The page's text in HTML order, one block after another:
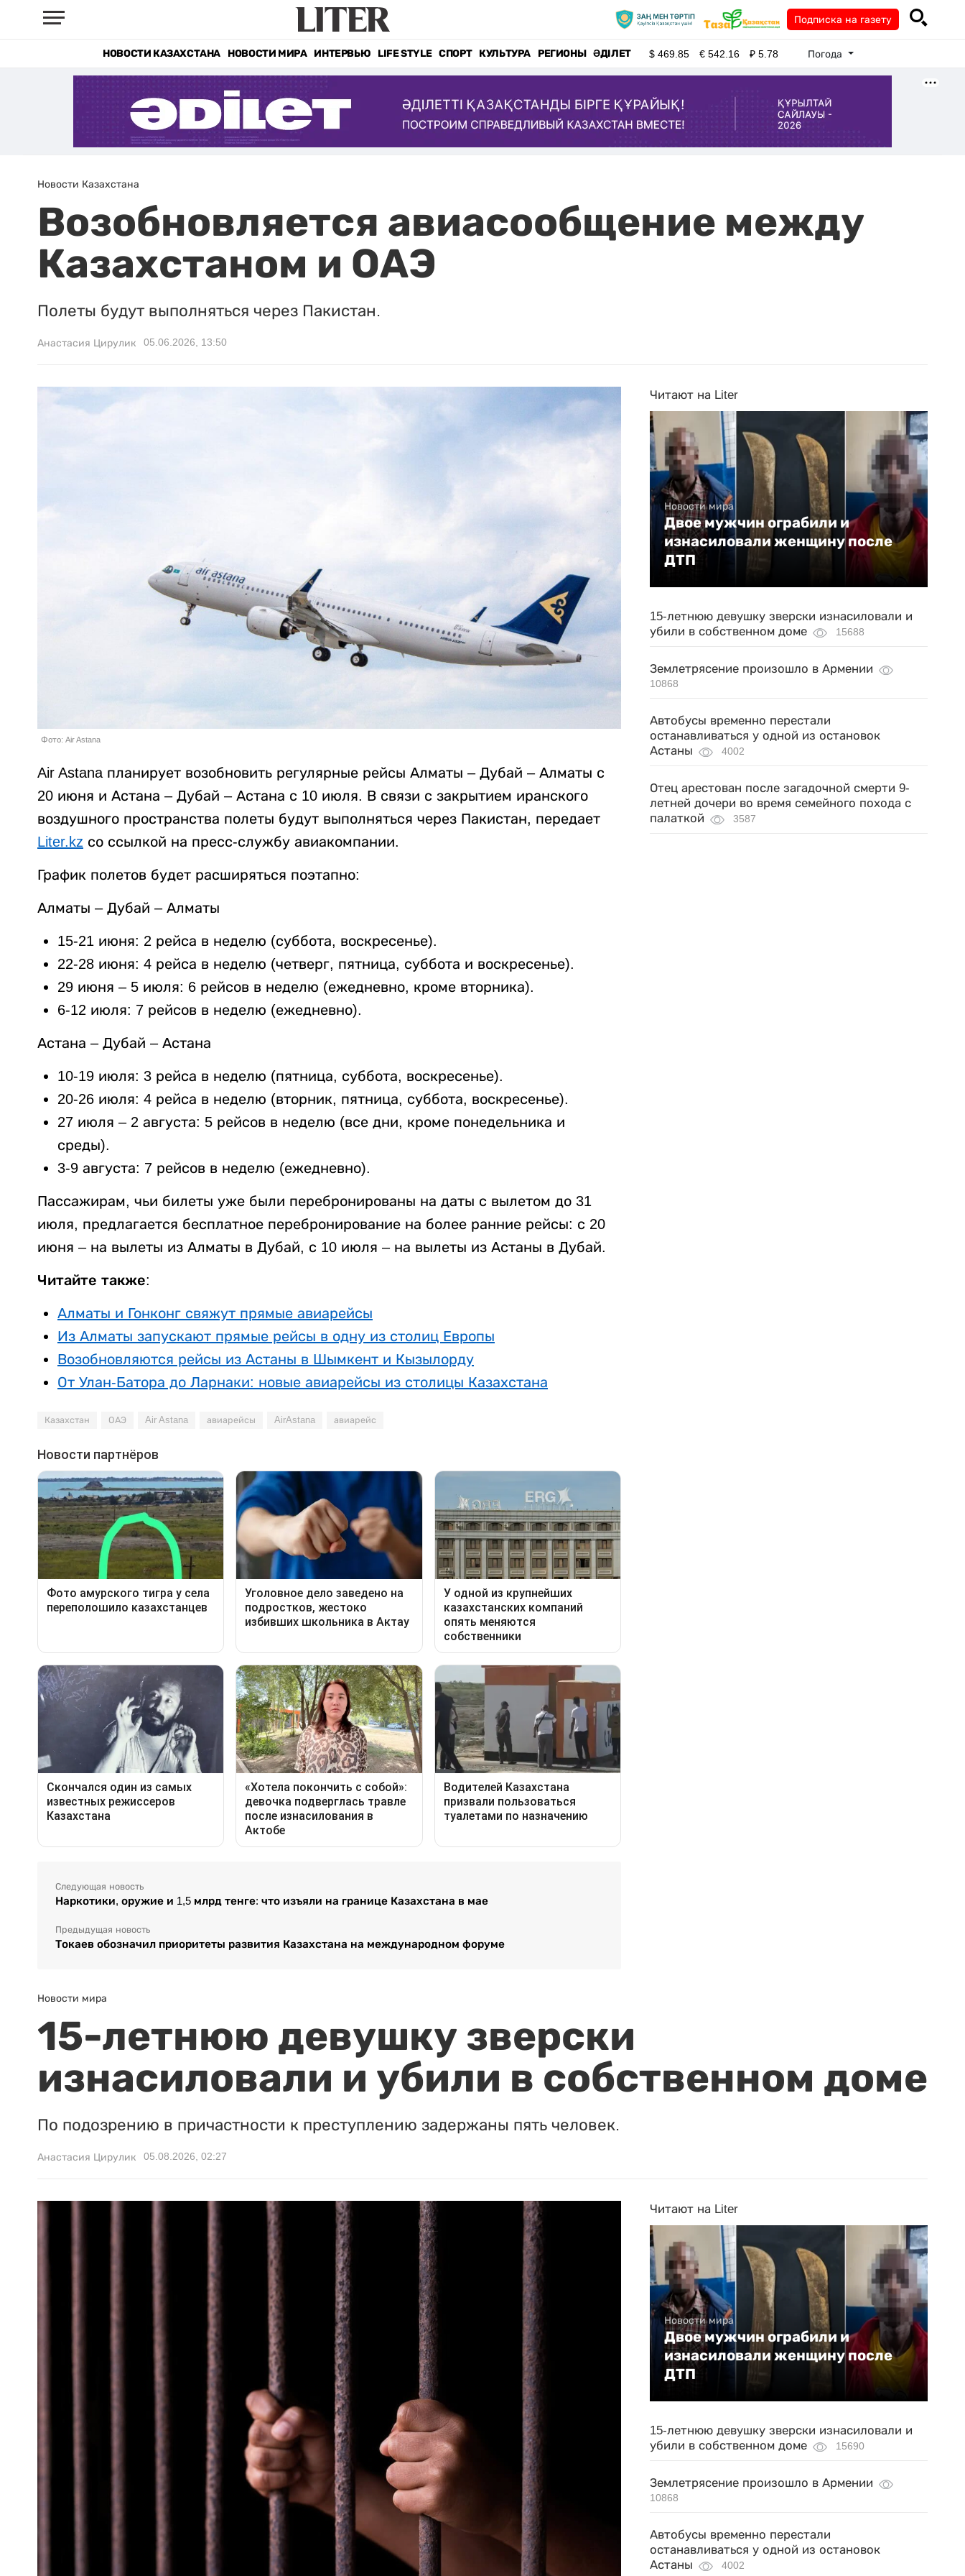
Подписка на газету
НОВОСТИ КАЗАХСТАНА НОВОСТИ МИРА ИНТЕРВЬЮ LIFE STYLE СПОРТ КУЛЬТУРА РЕГИОНЫ ӘДІЛЕТ $469.85 €542.16 ₽5.78 Погода
Новости Казахстана
Возобновляется авиасообщение между
Казахстаном и ОАЭ
Полеты будут выполняться через Пакистан.
Анастасия Цирулик 05.06.2026, 13:50
Фото: Air Astana
Air Astana планирует возобновить регулярные рейсы Алматы – Дубай – Алматы с
20 июня и Астана – Дубай – Астана с 10 июля. В связи с закрытием иранского
воздушного пространства полеты будут выполняться через Пакистан, передает
Liter.kz со ссылкой на пресс-службу авиакомпании.
График полетов будет расширяться поэтапно:
Алматы – Дубай – Алматы
15-21 июня: 2 рейса в неделю (суббота, воскресенье).
22-28 июня: 4 рейса в неделю (четверг, пятница, суббота и воскресенье).
29 июня – 5 июля: 6 рейсов в неделю (ежедневно, кроме вторника).
6-12 июля: 7 рейсов в неделю (ежедневно).
Астана – Дубай – Астана
10-19 июля: 3 рейса в неделю (пятница, суббота, воскресенье).
20-26 июля: 4 рейса в неделю (вторник, пятница, суббота, воскресенье).
27 июля – 2 августа: 5 рейсов в неделю (все дни, кроме понедельника и
среды).
3-9 августа: 7 рейсов в неделю (ежедневно).
Пассажирам, чьи билеты уже были перебронированы на даты с вылетом до 31
июля, предлагается бесплатное перебронирование на более ранние рейсы: с 20
июня – на вылеты из Алматы в Дубай, с 10 июля – на вылеты из Астаны в Дубай.
Читайте также:
Алматы и Гонконг свяжут прямые авиарейсы
Из Алматы запускают прямые рейсы в одну из столиц Европы
Возобновляются рейсы из Астаны в Шымкент и Кызылорду
От Улан-Батора до Ларнаки: новые авиарейсы из столицы Казахстана
Казахстан ОАЭ Air Astana авиарейсы AirAstana авиарейс
Следующая новость
Наркотики, оружие и 1,5 млрд тенге: что изъяли на границе Казахстана в мае
Предыдущая новость
Токаев обозначил приоритеты развития Казахстана на международном форуме
Читают на Liter
Новости мира
Двое мужчин ограбили и
изнасиловали женщину после
ДТП
15-летнюю девушку зверски изнасиловали и
убили в собственном доме
15688
Землетрясение произошло в Армении
10868
Автобусы временно перестали
останавливаться у одной из остановок
Астаны
4002
Отец арестован после загадочной смерти 9-
летней дочери во время семейного похода с
палаткой
3587
Новости мира
15-летнюю девушку зверски
изнасиловали и убили в собственном доме
По подозрению в причастности к преступлению задержаны пять человек.
Анастасия Цирулик 05.08.2026, 02:27
Читают на Liter
Новости мира
Двое мужчин ограбили и
изнасиловали женщину после
ДТП
15-летнюю девушку зверски изнасиловали и
убили в собственном доме
15690
Землетрясение произошло в Армении
10868
Автобусы временно перестали
останавливаться у одной из остановок
Астаны
4002